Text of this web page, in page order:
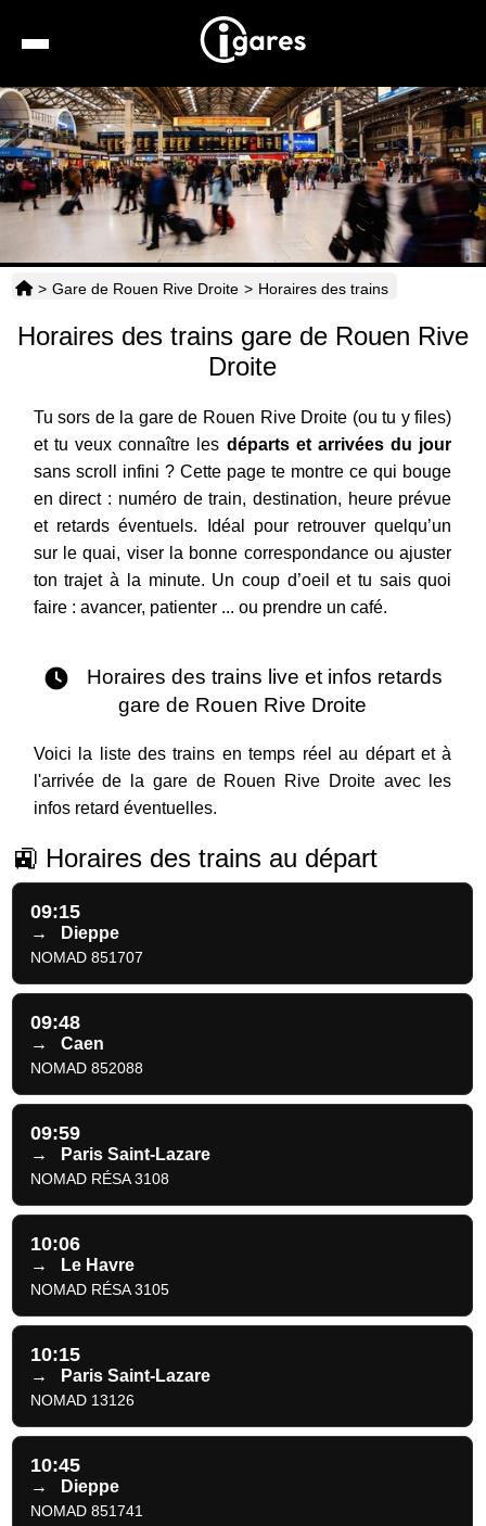
Recherche
Location de voiture
Hôtels
Horaires
> Gare de Rouen Rive Droite > Horaires des trains
Horaires des trains gare de Rouen Rive
Droite
Tu sors de la gare de Rouen Rive Droite (ou tu y files)
et tu veux connaître les départs et arrivées du jour
sans scroll infini ? Cette page te montre ce qui bouge
en direct : numéro de train, destination, heure prévue
et retards éventuels. Idéal pour retrouver quelqu’un
sur le quai, viser la bonne correspondance ou ajuster
ton trajet à la minute. Un coup d’oeil et tu sais quoi
faire : avancer, patienter ... ou prendre un café.
Horaires des trains live et infos retards
gare de Rouen Rive Droite
Voici la liste des trains en temps réel au départ et à
l'arrivée de la gare de Rouen Rive Droite avec les
infos retard éventuelles.
🚉 Horaires des trains au départ
09:15
→ Dieppe
NOMAD 851707
09:48
→ Caen
NOMAD 852088
09:59
→ Paris Saint-Lazare
NOMAD RÉSA 3108
10:06
→ Le Havre
NOMAD RÉSA 3105
10:15
→ Paris Saint-Lazare
NOMAD 13126
10:45
→ Dieppe
NOMAD 851741